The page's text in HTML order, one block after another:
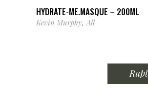
HYDRATE-ME.MASQUE – 200ML
Kevin Murphy,All